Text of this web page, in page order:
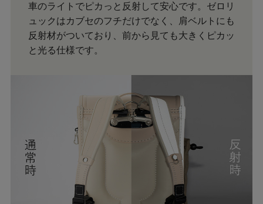
車のライトでピカっと反射して安心です。ゼロリ
ュックはカブセのフチだけでなく、肩ベルトにも
反射材がついており、前から見ても大きくピカッ
と光る仕様です。